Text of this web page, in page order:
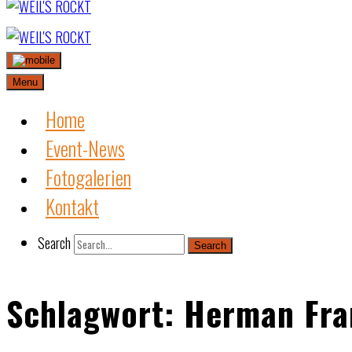
Skip
to
content
Menu
Home
Event-News
Fotogalerien
Kontakt
Search Search
Schlagwort: Herman